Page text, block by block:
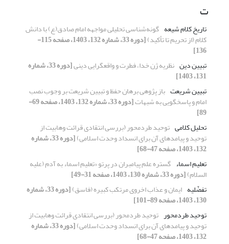
ت
تاریخ کلام شیعه گونه‌شناسی تحلیلی مواجهه امام صادق(ع) با دانش
کلام (از تحریم تا تأکید) [دوره 33، شماره 132، 1403، صفحه 115-
136]
تبیین دین نظریه ژن خدا، فطرت و واقعگرایی دینی [دوره 33، شماره
131، 1403]
تبیین شریعت باز پژوهی برهان حفظ و تبیین شریعت بر وجوب نصب
امام و پاسخگویی به شبهات [دوره 33، شماره 132، 1403، صفحه 69-
89]
تحلیل کلامی توحید طردمحور (بررسی انتقادی قرائت وهابیت از
توحید و پیامدهای آن برای انسداد وحدت اسلامی) [دوره 33، شماره
132، 1403، صفحه 47-68]
تعلیم اسماء گستره علم پیامبران در پرتو «تعلیم اسماء به آدم (علیه
السلام)[دوره 33، شماره 130، 1403، صفحه 31-49]
تفضّلیه ایمان و عذاب اخروی مرتکب کبیره (فاسق) [دوره 33، شماره
130، 1403، صفحه 89-101]
توحید طردمحور توحید طردمحور (بررسی انتقادی قرائت وهابیت از
توحید و پیامدهای آن برای انسداد وحدت اسلامی) [دوره 33، شماره
132، 1403، صفحه 47-68]